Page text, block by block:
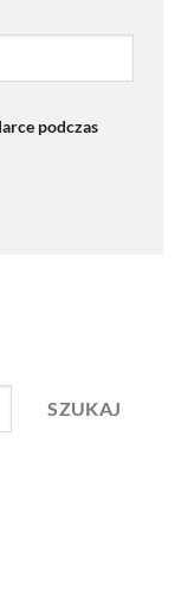
podczas
SZUKAJ